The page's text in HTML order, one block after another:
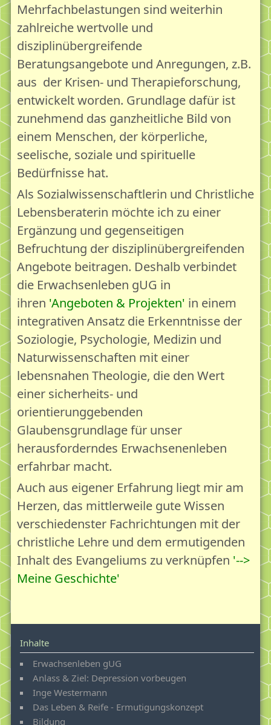
Vom Wert der Begegnung
Stadtteil und Quartier als Begegnungsraum
"Mein" Eversten
Kindheit im früheren Eversten
Mein Engagement in Eversten
Unsere Angebote im Überblick
Lebensgartenpflege im Überblick
Webshop
Mehrfachbelastungen sind weiterhin
zahlreiche wertvolle und
disziplinübergreifende
Beratungsangebote und Anregungen, z.B.
aus der Krisen- und Therapieforschung,
entwickelt worden. Grundlage dafür ist
zunehmend das ganzheitliche Bild von
einem Menschen, der körperliche,
seelische, soziale und spirituelle
Bedürfnisse hat.
Als Sozialwissenschaftlerin und Christliche
Lebensberaterin möchte ich zu einer
Ergänzung und gegenseitigen
Befruchtung der disziplinübergreifenden
Angebote beitragen. Deshalb verbindet
die Erwachsenleben gUG in
ihren Angeboten & Projekten in einem
integrativen Ansatz die Erkenntnisse der
Soziologie, Psychologie, Medizin und
Naturwissenschaften mit einer
lebensnahen Theologie, die den Wert
einer sicherheits- und
orientierunggebenden
Glaubensgrundlage für unser
herausforderndes Erwachsenenleben
erfahrbar macht.
Auch aus eigener Erfahrung liegt mir am
Herzen, das mittlerweile gute Wissen
verschiedenster Fachrichtungen mit der
christliche Lehre und dem ermutigenden
Inhalt des Evangeliums zu verknüpfen -->
Meine Geschichte
Inhalte
Erwachsenleben gUG
Anlass & Ziel: Depression vorbeugen
Inge Westermann
Das Leben & Reife - Ermutigungskonzept
Bildung